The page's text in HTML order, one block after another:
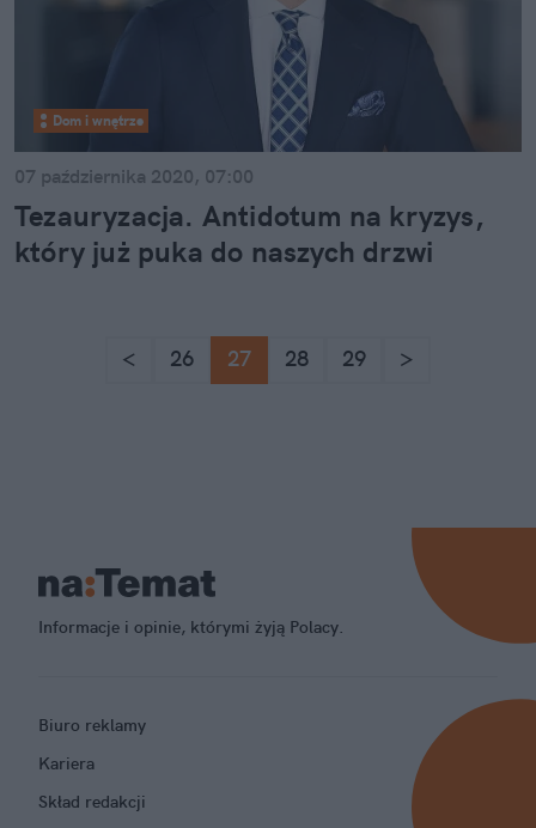
Dom i wnętrze
07 października 2020, 07:00
Tezauryzacja. Antidotum na kryzys,
który już puka do naszych drzwi
< 26 27 28 29 >
Informacje i opinie, którymi żyją Polacy.
Biuro reklamy
Kariera
Skład redakcji